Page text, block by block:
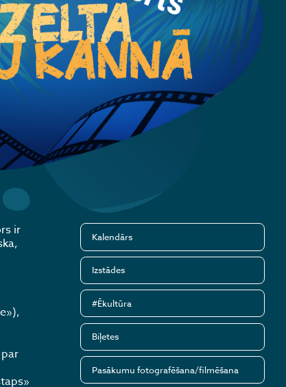
ir
Kalendārs
Izstādes
#Ēkultūra
Biļetes
Pasākumu fotografēšana/filmēšana